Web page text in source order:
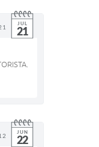
JUL
21
JUN
22